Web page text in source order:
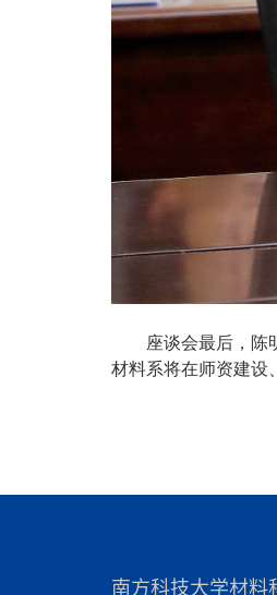
座谈会最后，陈
材料系将在师资建设
南方科技大学材料